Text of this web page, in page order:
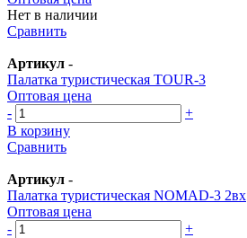
Нет в наличии
Сравнить
Артикул -
Палатка туристическая TOUR-3
Оптовая цена
-
+
В корзину
Сравнить
Артикул -
Палатка туристическая NOMAD-3 2вх
Оптовая цена
-
+